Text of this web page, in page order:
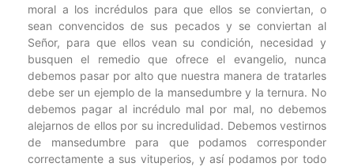
moral a los incrédulos para que ellos se conviertan, o
sean convencidos de sus pecados y se conviertan al
Señor, para que ellos vean su condición, necesidad y
busquen el remedio que ofrece el evangelio, nunca
debemos pasar por alto que nuestra manera de tratarles
debe ser un ejemplo de la mansedumbre y la ternura. No
debemos pagar al incrédulo mal por mal, no debemos
alejarnos de ellos por su incredulidad. Debemos vestirnos
de mansedumbre para que podamos corresponder
correctamente a sus vituperios, y así podamos por todo